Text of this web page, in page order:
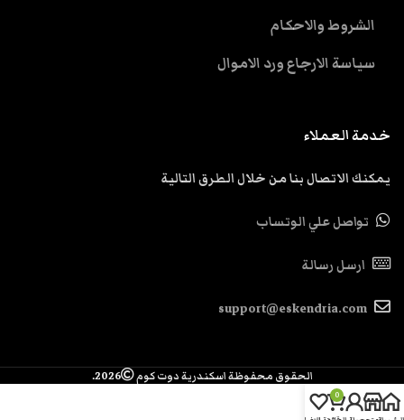
الشروط والاحكام
سياسة الارجاع ورد الاموال
خدمة العملاء
يمكنك الاتصال بنا من خلال الطرق التالية
تواصل علي الوتساب
ارسل رسالة
support@eskendria.com
الحقوق محفوظة اسكندرية دوت كوم 2026.
0